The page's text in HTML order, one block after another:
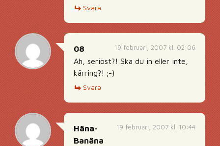
Svara
19 februari, 2007 kl. 02:06
08
Ah, seriöst?! Ska du in eller inte,
kärring?! ;-)
Svara
19 februari, 2007 kl. 10:44
Häna-
Banäna